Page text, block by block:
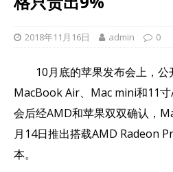
2018年11月16日 admin 0
10月底的苹果发布会上，公
MacBook Air、Mac mini和11寸
会后经AMD和苹果双双确认，
月14日推出搭载AMD Radeon
本。